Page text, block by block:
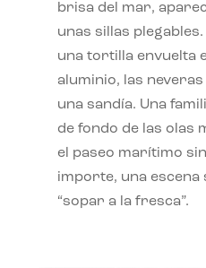
brisa del mar,
unas sillas
una tortilla envuelta
aluminio, las
una sandía. Una
de fondo de las olas
el paseo marítimo
importe, una escena
“sopar a la fresca”.